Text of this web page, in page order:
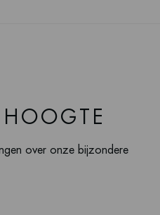
over onze bijzondere